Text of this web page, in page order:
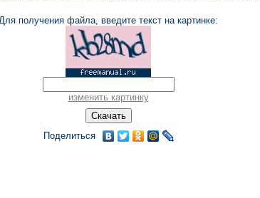
получения файла, введите текст на картинке:
изменить картинку
Поделиться